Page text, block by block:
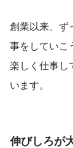
創業以来、ず
事をしていこ
楽しく仕事し
います。
伸びしろが